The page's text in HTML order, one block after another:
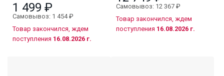
1 499 ₽
Самовывоз: 1 454 ₽
Товар закончился, ждем
поступления 16.08.2026 г.
Самовывоз: 12 367 ₽
Товар закончился, ждем
поступления 16.08.2026 г.